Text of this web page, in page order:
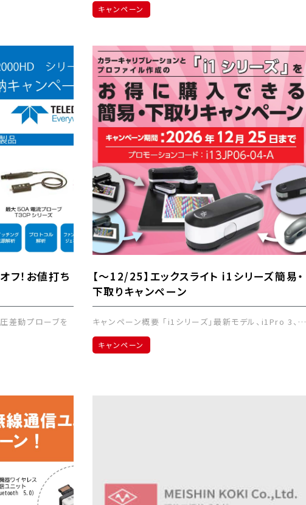
キャンペーン
フ！お値打ち
差動プローブを
【～12/25】エックスライト i1シリーズ簡易・
下取りキャンペーン
キャンペーン概要 「i1シリーズ」最新モデル、i1Pro 3、…
キャンペーン